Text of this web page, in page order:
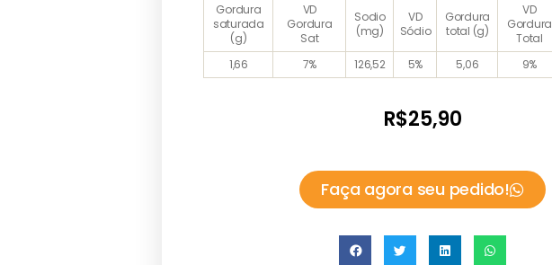
Gordura
saturada
(g)
VD
Gordura
Sat
Sodio
(mg)
VD
Sódio
Gordura
total (g)
VD
Gordura
Total
1,66
7% 126,52 5% 5,06 9%
R$25,90
Faça agora seu pedido!